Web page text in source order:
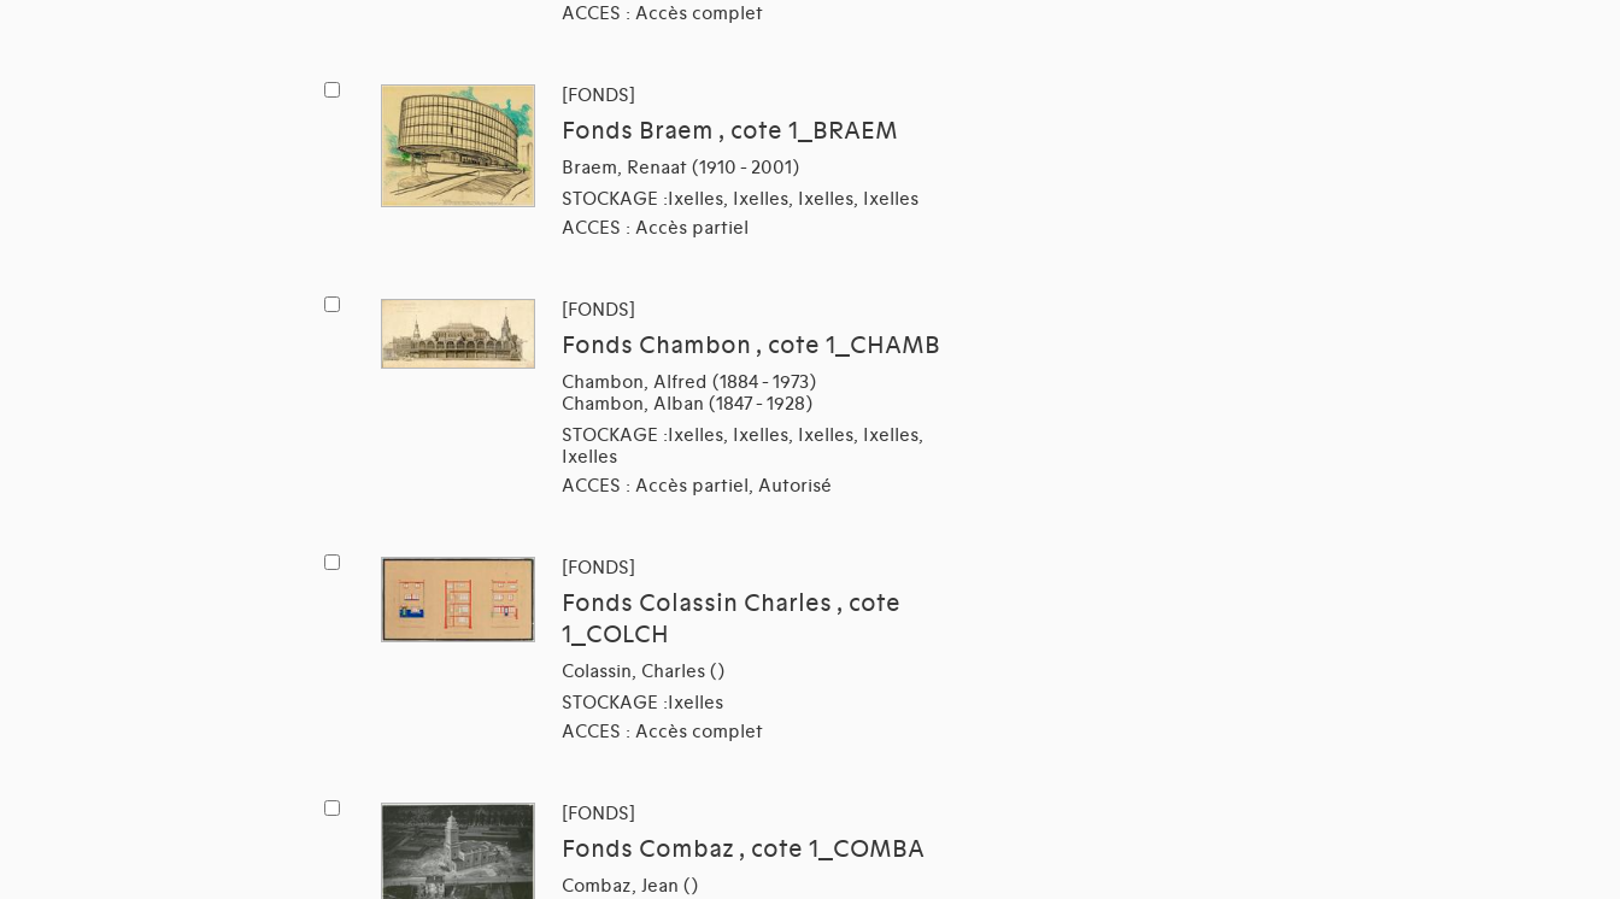
ACCES : Accès complet
[FONDS]
Fonds Braem , cote 1_BRAEM
Braem, Renaat (1910 - 2001)
STOCKAGE :Ixelles, Ixelles, Ixelles, Ixelles
ACCES : Accès partiel
[FONDS]
Fonds Chambon , cote 1_CHAMB
Chambon, Alfred (1884 - 1973)
Chambon, Alban (1847 - 1928)
STOCKAGE :Ixelles, Ixelles, Ixelles, Ixelles,
Ixelles
ACCES : Accès partiel, Autorisé
[FONDS]
Fonds Colassin Charles , cote
1_COLCH
Colassin, Charles ()
STOCKAGE :Ixelles
ACCES : Accès complet
[FONDS]
Fonds Combaz , cote 1_COMBA
Combaz, Jean ()